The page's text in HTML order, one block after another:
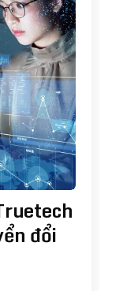
đổi